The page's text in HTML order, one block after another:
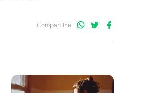
Compartilhe
Compartilhe
Compartilhe